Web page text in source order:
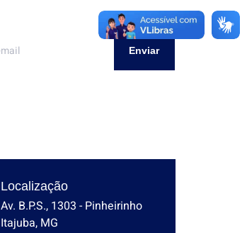
Enviar
Localização
Av. B.P.S., 1303 - Pinheirinho
Itajuba, MG